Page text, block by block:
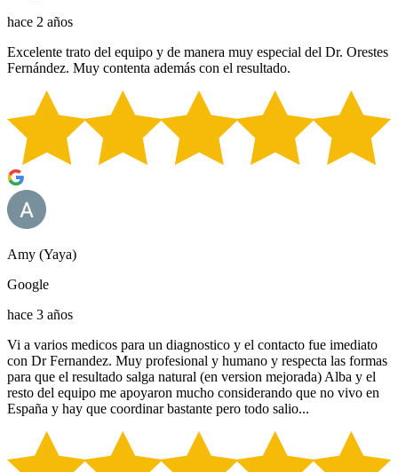
hace 2 años
Excelente trato del equipo y de manera muy especial del Dr. Orestes
Fernández. Muy contenta además con el resultado.
Amy (Yaya)
Google
hace 3 años
Vi a varios medicos para un diagnostico y el contacto fue imediato
con Dr Fernandez. Muy profesional y humano y respecta las formas
para que el resultado salga natural (en version mejorada) Alba y el
resto del equipo me apoyaron mucho considerando que no vivo en
España y hay que coordinar bastante pero todo salio...